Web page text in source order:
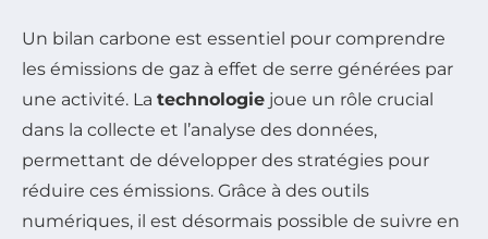
Un bilan carbone est essentiel pour comprendre
les émissions de gaz à effet de serre générées par
une activité. La technologie joue un rôle crucial
dans la collecte et l’analyse des données,
permettant de développer des stratégies pour
réduire ces émissions. Grâce à des outils
numériques, il est désormais possible de suivre en